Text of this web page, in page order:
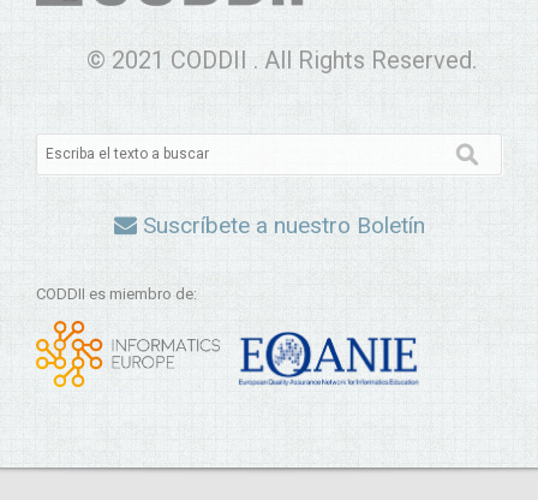
© 2021 CODDII . All Rights Reserved.
Suscríbete a nuestro Boletín
CODDII es miembro de: